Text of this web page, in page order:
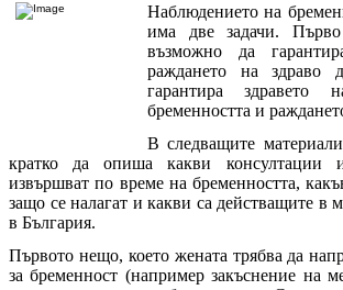
Наблюдението на
има две задачи.
възможно да
раждането на здраво
гарантира здравето
бременността и
В следващите
кратко да опиша какви консултации
извършват по време на бременността,
защо се налагат и какви са действащите в
в България.
Първото нещо, което жената трябва да
за бременност (например закъснение на